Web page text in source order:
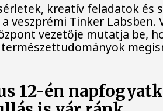
kreatív feladatok és
veszprémi Tinker Labsben.
vezetője mutatja be,
természettudományok
12-én